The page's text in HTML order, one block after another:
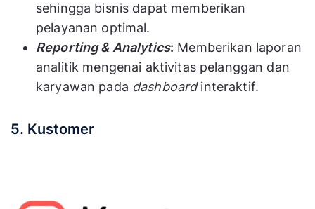
sehingga bisnis dapat memberikan
pelayanan optimal.
Reporting & Analytics: Memberikan laporan
analitik mengenai aktivitas pelanggan dan
karyawan pada dashboardinteraktif.
5. Kustomer